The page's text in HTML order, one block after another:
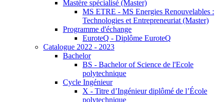
Mastère spécialisé (Master)
MS ETRE - MS Energies Renouvelables :
Technologies et Entrepreneuriat (Master)
Programme d'échange
EuroteQ - Diplôme EuroteQ
Catalogue 2022 - 2023
Bachelor
BS - Bachelor of Science de l'Ecole
polytechnique
Cycle Ingénieur
X - Titre d’Ingénieur diplômé de l’École
polytechnique